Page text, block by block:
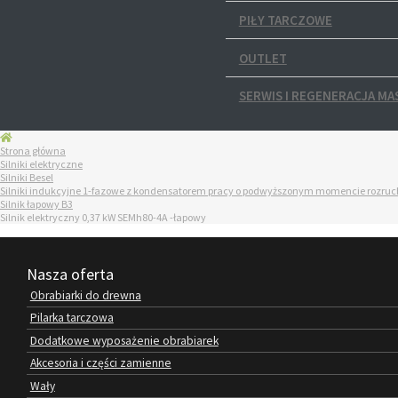
PIŁY TARCZOWE
OUTLET
SERWIS I REGENERACJA
Strona główna
Silniki elektryczne
Silniki Besel
Silniki indukcyjne 1-fazowe z kondensatorem pracy o podwyższonym momencie
Silnik łapowy B3
Silnik elektryczny 0,37 kW SEMh80-4A -łapowy
Nasza oferta
Obrabiarki do drewna
Pilarka tarczowa
Dodatkowe wyposażenie obrabiarek
Akcesoria i części zamienne
Wały